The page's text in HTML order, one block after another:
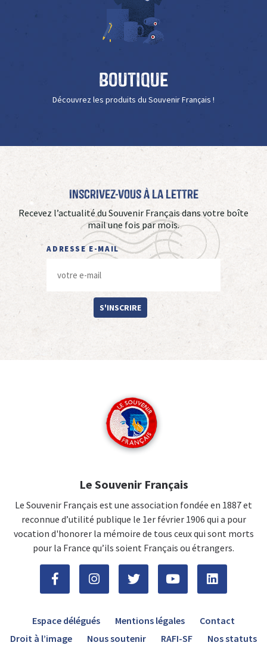
Boutique
Découvrez les produits du Souvenir Français !
Inscrivez-vous à La Lettre
Recevez l’actualité du Souvenir Français dans votre boîte
mail une fois par mois.
ADRESSE E-MAIL
S'INSCRIRE
Le Souvenir Français
Le Souvenir Français est une association fondée en 1887 et
reconnue d’utilité publique le 1er février 1906 qui a pour
vocation d'honorer la mémoire de tous ceux qui sont morts
pour la France qu’ils soient Français ou étrangers.
Espace délégués Mentions légales
Contact
Droit à l’image
Nous soutenir RAFI-SF Nos statuts